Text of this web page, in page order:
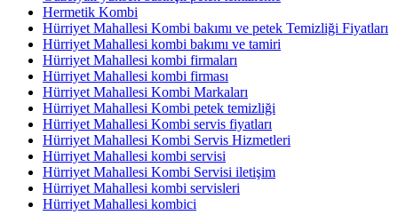
Hermetik Kombi
Hürriyet Mahallesi Kombi bakımı ve petek Temizliği Fiyatları
Hürriyet Mahallesi kombi bakımı ve tamiri
Hürriyet Mahallesi kombi firmaları
Hürriyet Mahallesi kombi firması
Hürriyet Mahallesi Kombi Markaları
Hürriyet Mahallesi Kombi petek temizliği
Hürriyet Mahallesi Kombi servis fiyatları
Hürriyet Mahallesi Kombi Servis Hizmetleri
Hürriyet Mahallesi kombi servisi
Hürriyet Mahallesi Kombi Servisi iletişim
Hürriyet Mahallesi kombi servisleri
Hürriyet Mahallesi kombici